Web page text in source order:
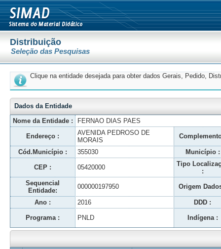
Distribuição
Seleção das Pesquisas
Clique na entidade desejada para obter dados Gerais, Pedido,
Dados da Entidade
Nome da Entidade :
FERNAO DIAS PAES
Endereço :
AVENIDA PEDROSO DE
MORAIS
Cód.Município : 355030 Município :
CEP : 05420000
Tipo
:
Sequencial
Entidade:
000000197950 Origem
Ano : 2016 DDD :
Programa : PNLD Indígena :